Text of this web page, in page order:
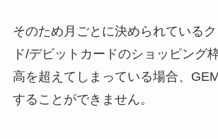
そのため月ごとに決められている
ド/デビットカードのショッピング
高を超えてしまっている場合、
することができません。